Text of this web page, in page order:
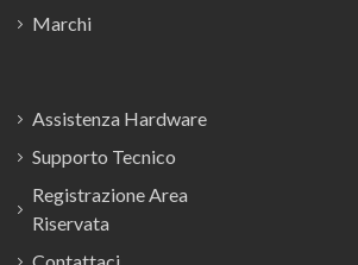
Marchi
Assistenza Hardware
Supporto Tecnico
Registrazione Area
Riservata